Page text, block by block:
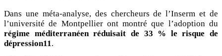
Dans une méta-analyse, des chercheurs de l’Inserm et de
l’université de Montpellier ont montré que l’adoption du
régime méditerranéen réduisait de 33 % le risque de
dépression11.